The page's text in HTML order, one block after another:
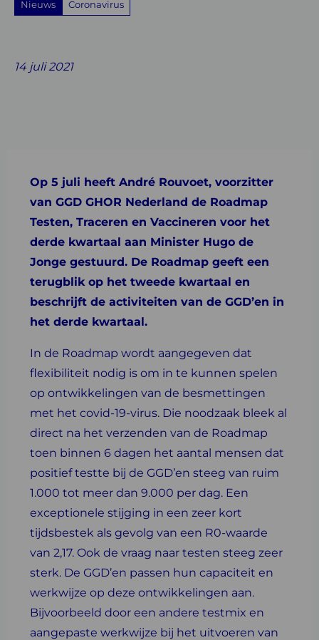
Nieuws Coronavirus
on on on
14 juli 2021
Op 5 juli heeft André Rouvoet, voorzitter
van GGD GHOR Nederland de Roadmap
Testen, Traceren en Vaccineren voor het
derde kwartaal aan Minister Hugo de
Jonge gestuurd. De Roadmap geeft een
terugblik op het tweede kwartaal en
beschrijft de activiteiten van de GGD’en in
het derde kwartaal.
In de Roadmap wordt aangegeven dat
flexibiliteit nodig is om in te kunnen spelen
op ontwikkelingen van de besmettingen
met het covid-19-virus. Die noodzaak bleek al
direct na het verzenden van de Roadmap
toen binnen 6 dagen het aantal mensen dat
positief testte bij de GGD’en steeg van ruim
1.000 tot meer dan 9.000 per dag. Een
exceptionele stijging in een zeer kort
tijdsbestek als gevolg van een R0-waarde
van 2,17. Ook de vraag naar testen steeg zeer
sterk. De GGD’en passen hun capaciteit en
werkwijze op deze ontwikkelingen aan.
Bijvoorbeeld door een andere testmix en
aangepaste werkwijze bij het uitvoeren van